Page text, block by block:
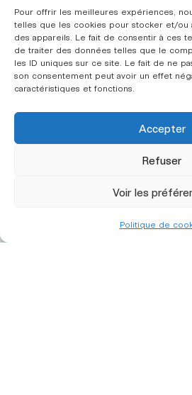
Pour offrir les meilleures expériences,
telles que les cookies pour stocker et/ou
des appareils. Le fait de consentir à ces
de traiter des données telles que le
les ID uniques sur ce site. Le fait de ne
son consentement peut avoir un effet
caractéristiques et fonctions.
Accepter
Refuser
Voir les
Politique de
CINOV ergonomie fait